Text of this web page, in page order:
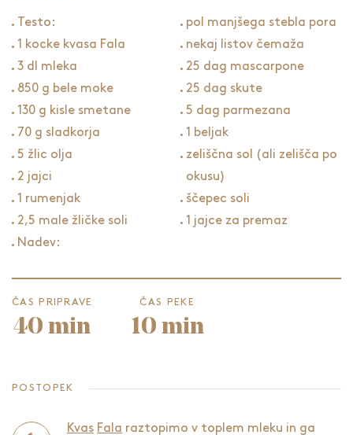
Testo:
1 kocke kvasa Fala
3 dl mleka
850 g bele moke
130 g kisle smetane
70 g sladkorja
5 žlic olja
2 jajci
1 rumenjak
2,5 male žličke soli
Nadev:
pol manjšega stebla pora
nekaj listov čemaža
25 dag mascarpone
25 dag skute
5 dag parmezana
1 beljak
zeliščna sol (ali zelišča po
okusu)
ščepec soli
1 jajce za premaz
ČAS PRIPRAVE
40 min
ČAS PEKE
10 min
POSTOPEK
Kvas Fala raztopimo v toplem mleku in ga